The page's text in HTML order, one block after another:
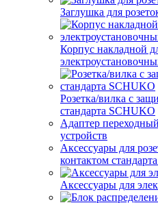
Заглушка для
Корпус накладной
Розетка/вилка с
стандарта SCHUKO
Адаптер
устройств
Аксессуары для
контактом
Аксессуары для